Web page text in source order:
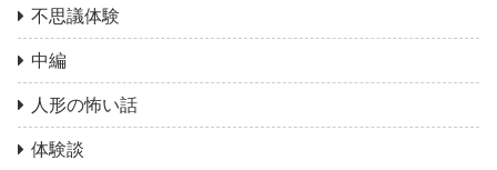
不思議体験
中編
人形の怖い話
体験談